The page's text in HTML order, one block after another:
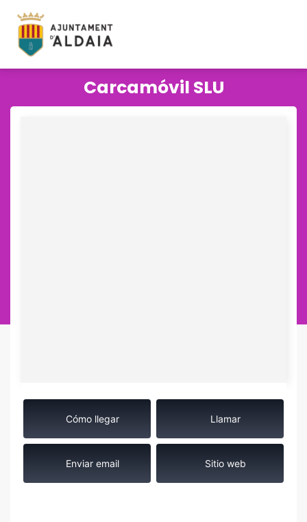
Carcamóvil SLU
Cómo llegar Llamar
Enviar email Sitio web